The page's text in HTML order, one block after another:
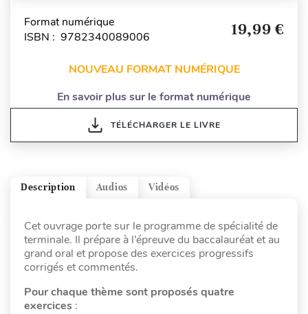
Format numérique
ISBN : 9782340089006
19,99 €
NOUVEAU FORMAT NUMÉRIQUE
En savoir plus sur le format numérique
TÉLÉCHARGER LE LIVRE
Vidéos
Audios
Description
Cet ouvrage porte sur le programme de spécialité de
terminale. Il prépare à l’épreuve du baccalauréat et au
grand oral et propose des exercices progressifs
corrigés et commentés.
Pour chaque thème sont proposés quatre
exercices :